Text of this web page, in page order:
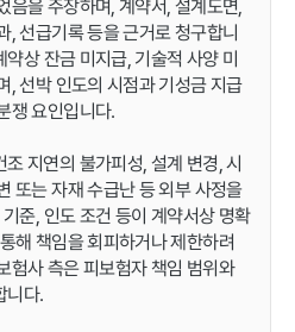
음을 주장하며, 계약서, 설계도면,
, 선급기록 등을 근거로 청구합니
상 잔금 미지급, 기술적 사양 미
, 선박 인도의 시점과 기성금 지급
쟁 요인입니다.
지연의 불가피성, 설계 변경, 시
또는 자재 수급난 등 외부 사정을
준, 인도 조건 등이 계약서상 명확
해 책임을 회피하거나 제한하려
험사 측은 피보험자 책임 범위와
니다.